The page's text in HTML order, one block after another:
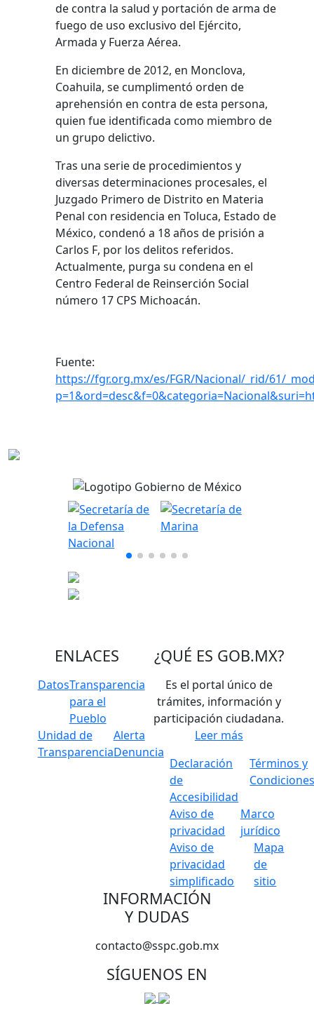
de contra la salud y portación de arma de
fuego de uso exclusivo del Ejército,
Armada y Fuerza Aérea.
En diciembre de 2012, en Monclova,
Coahuila, se cumplimentó orden de
aprehensión en contra de esta persona,
quien fue identificada como miembro de
un grupo delictivo.
Tras una serie de procedimientos y
diversas determinaciones procesales, el
Juzgado Primero de Distrito en Materia
Penal con residencia en Toluca, Estado de
México, condenó a 18 años de prisión a
Carlos F, por los delitos referidos.
Actualmente, purga su condena en el
Centro Federal de Reinserción Social
número 17 CPS Michoacán.
Fuente:
https://fgr.org.mx/es/FGR/Nacional/_rid/61/
ENLACES
DatosTransparencia
para el
Pueblo
Unidad de
Transparencia
Alerta
Denuncia
¿QUÉ ES GOB.MX?
Es el portal único de
trámites, información y
participación ciudadana.
Leer más
Declaración
de
Accesibilidad
Términos y
Aviso de
privacidad
Marco
jurídico
Aviso de
privacidad
simplificado
Mapa
de
sitio
INFORMACIÓN
Y DUDAS
contacto@sspc.gob.mx
SÍGUENOS EN